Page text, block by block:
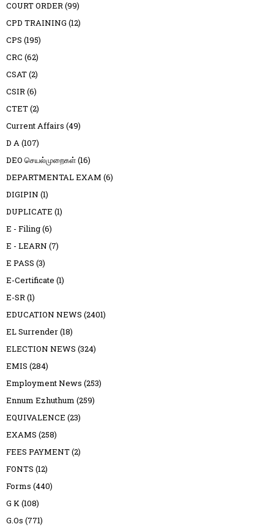
COURT ORDER(99)
CPD TRAINING (12)
CPS (195)
CRC (62)
CSAT(2)
CSIR(6)
CTET(2)
Current Affairs (49)
D A(107)
DEO செயல்முறைகள்(16)
DEPARTMENTAL EXAM (6)
DIGIPIN (1)
DUPLICATE (1)
E - Filing(6)
E - LEARN (7)
E PASS (3)
E-Certificate (1)
E-SR(1)
EDUCATION NEWS (2401)
EL Surrender(18)
ELECTION NEWS (324)
EMIS (284)
Employment News (253)
Ennum Ezhuthum (259)
EQUIVALENCE (23)
EXAMS (258)
FEES PAYMENT(2)
FONTS (12)
Forms (440)
G K(108)
G.Os (771)